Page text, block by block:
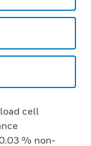
cell
% non-